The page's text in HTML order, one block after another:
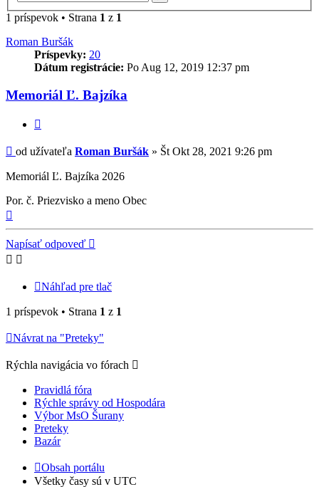
1 príspevok • Strana 1 z 1
Roman Buršák
Príspevky: 20
Dátum registrácie: Po Aug 12, 2019 12:37 pm
Memoriál Ľ. Bajzíka
Príspevok
od užívateľa Roman Buršák » Št Okt 28, 2021 9:26 pm
Memoriál Ľ. Bajzíka 2026
Por. č. Priezvisko a meno Obec
Napísať odpoveď
Náhľad pre tlač
1 príspevok • Strana 1 z 1
Návrat na "Preteky"
Rýchla navigácia vo fórach
Pravidlá fóra
Rýchle správy od Hospodára
Výbor MsO Šurany
Preteky
Bazár
Obsah portálu
Všetky časy sú v UTC